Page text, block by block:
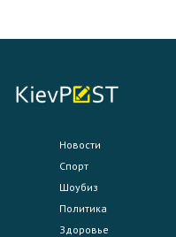
Новости
Спорт
Шоубиз
Политика
Здоровье